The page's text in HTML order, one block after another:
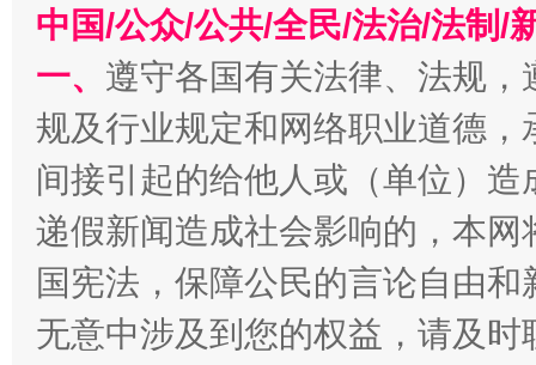
解纷+调解+退费，一次搞定
中国/公众/公共/全民/法治/法制/
一、 遵守各国有关法律、法规
规及行业规定和网络职业道德
间接引起的给他人或（单位）
递假新闻造成社会影响的，本
国宪法，保障公民的言论自由
无意中涉及到您的权益，请及